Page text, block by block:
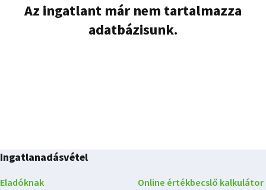
Az ingatlant már nem tartalmazza
adatbázisunk.
Ingatlanadásvétel
Eladóknak
Online értékbecslő kalkulátor